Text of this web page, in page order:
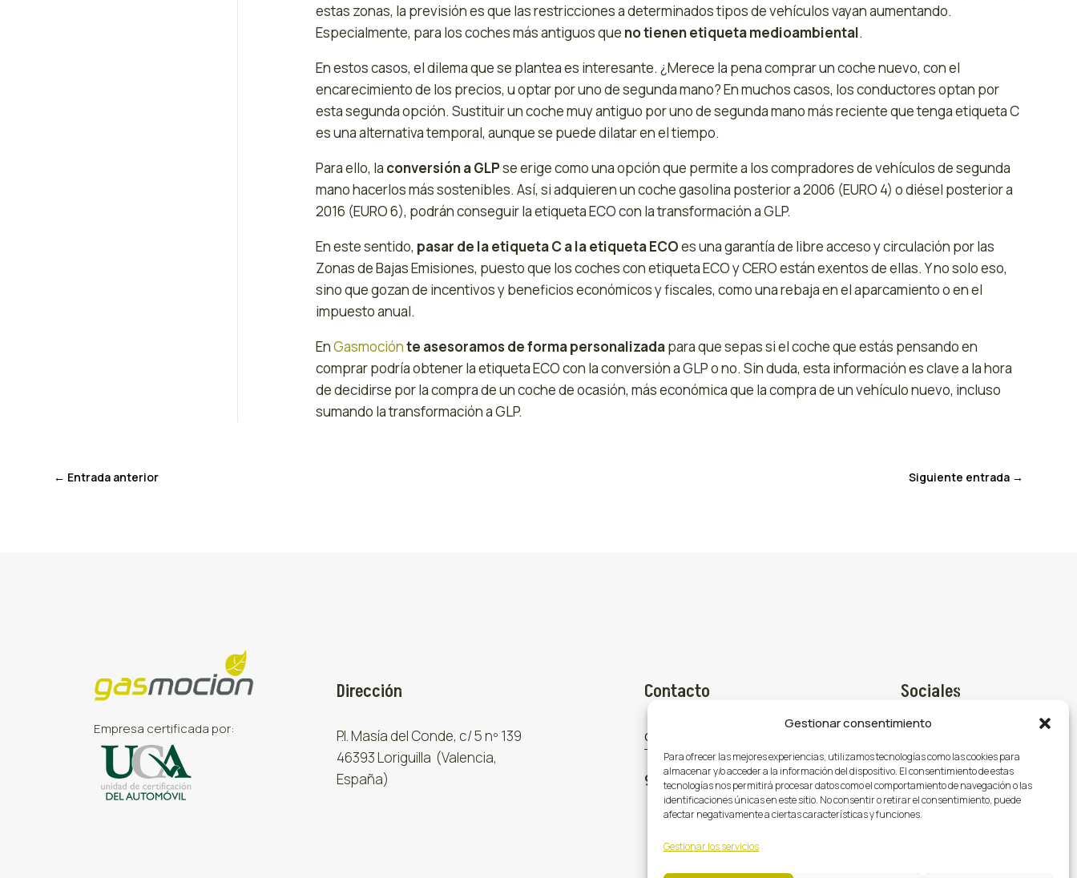
Gestionar consentimiento
Para ofrecer las mejores experiencias, utilizamos tecnologías como las cookies para
almacenar y/o acceder a la información del dispositivo. El consentimiento de estas
tecnologías nos permitirá procesar datos como el comportamiento de navegación o las
identificaciones únicas en este sitio. No consentir o retirar el consentimiento, puede
afectar negativamente a ciertas características y funciones.
Gestionar los servicios
estas zonas, la previsión es que las restricciones a determinados tipos de vehículos vayan aumentando.
Especialmente, para los coches más antiguos que no tienen etiqueta medioambiental.
En estos casos, el dilema que se plantea es interesante. ¿Merece la pena comprar un coche nuevo, con el
encarecimiento de los precios, u optar por uno de segunda mano? En muchos casos, los conductores optan por
esta segunda opción. Sustituir un coche muy antiguo por uno de segunda mano más reciente que tenga etiqueta C
es una alternativa temporal, aunque se puede dilatar en el tiempo.
Para ello, la conversión a GLPse erige como una opción que permite a los compradores de vehículos de segunda
mano hacerlos más sostenibles. Así, si adquieren un coche gasolina posterior a 2006 (EURO 4) o diésel posterior a
2016 (EURO 6), podrán conseguir la etiqueta ECO con la transformación a GLP.
En este sentido, pasar de la etiqueta C a la etiqueta ECOes una garantía de libre acceso y circulación por las
Zonas de Bajas Emisiones, puesto que los coches con etiqueta ECO y CERO están exentos de ellas. Y no solo eso,
sino que gozan de incentivos y beneficios económicos y fiscales, como una rebaja en el aparcamiento o en el
impuesto anual.
EnGasmociónte asesoramos de forma personalizadapara que sepas si el coche que estás pensando en
comprar podría obtener la etiqueta ECO con la conversión a GLP o no. Sin duda, esta información es clave a la hora
de decidirse por la compra de un coche de ocasión, más económica que la compra de un vehículo nuevo, incluso
sumando la transformación a GLP.
← Entrada anterior Siguiente entrada→
Empresa certificada por:
Dirección
P.I. Masía del Conde, c/ 5 nº 139
46393 Loriguilla (Valencia,
España)
Contacto
comercial@gasmocion.com
961 667 879
Sociales
 Facebook
 X (Twitter)
 Instagram